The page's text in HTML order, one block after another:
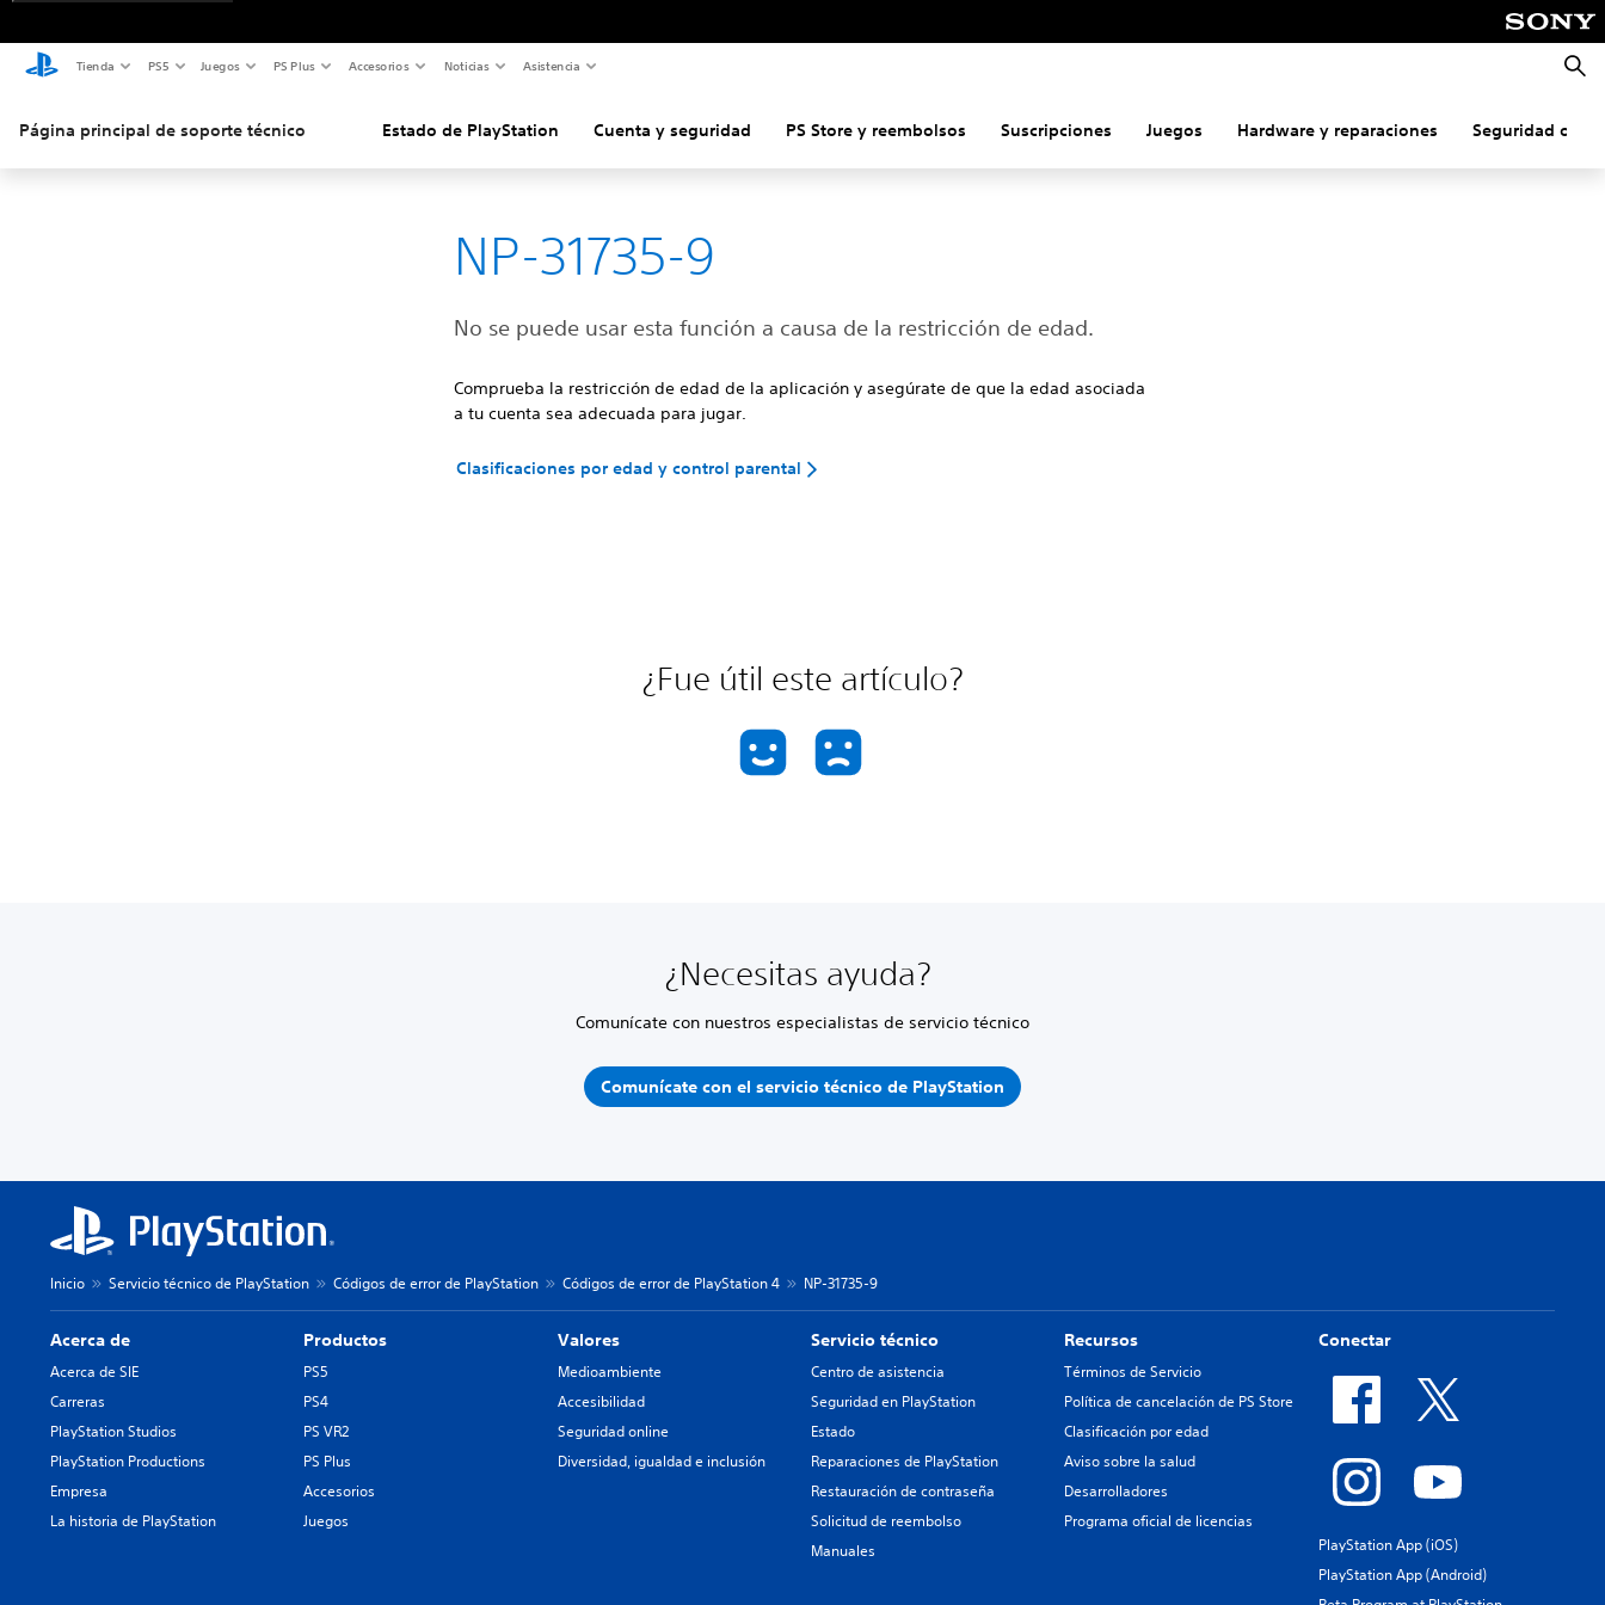
Tienda PS5 Juegos PS Plus Accesorios Noticias Asistencia
Página principal de soporte técnico Estado de PlayStation Cuenta y seguridad PS Store y reembolsos Suscripciones Juegos Hardware y reparaciones Seguridad
NP-31735-9
No se puede usar esta función a causa de la restricción de edad.
Comprueba la restricción de edad de la aplicación y asegúrate de que la edad asociada
a tu cuenta sea adecuada para jugar.
Clasificaciones por edad y control parental
¿Fue útil este artículo?
¿Necesitas ayuda?
Comunícate con nuestros especialistas de servicio técnico
Comunícate con el servicio técnico de PlayStation
Inicio Servicio técnico de PlayStation Códigos de error de PlayStation Códigos de error de PlayStation 4 NP-31735-9
Acerca de
Acerca de SIE
Carreras
PlayStation Studios
PlayStation Productions
Empresa
La historia de PlayStation
Productos
PS5
PS4
PS VR2
PS Plus
Accesorios
Juegos
Valores
Medioambiente
Accesibilidad
Seguridad online
Diversidad, igualdad e inclusión
Servicio técnico
Centro de asistencia
Seguridad en PlayStation
Estado
Reparaciones de PlayStation
Restauración de contraseña
Solicitud de reembolso
Manuales
Recursos
Términos de Servicio
Política de cancelación de PS Store
Clasificación por edad
Aviso sobre la salud
Desarrolladores
Programa oficial de licencias
Conectar
PlayStation App (iOS)
PlayStation App (Android)